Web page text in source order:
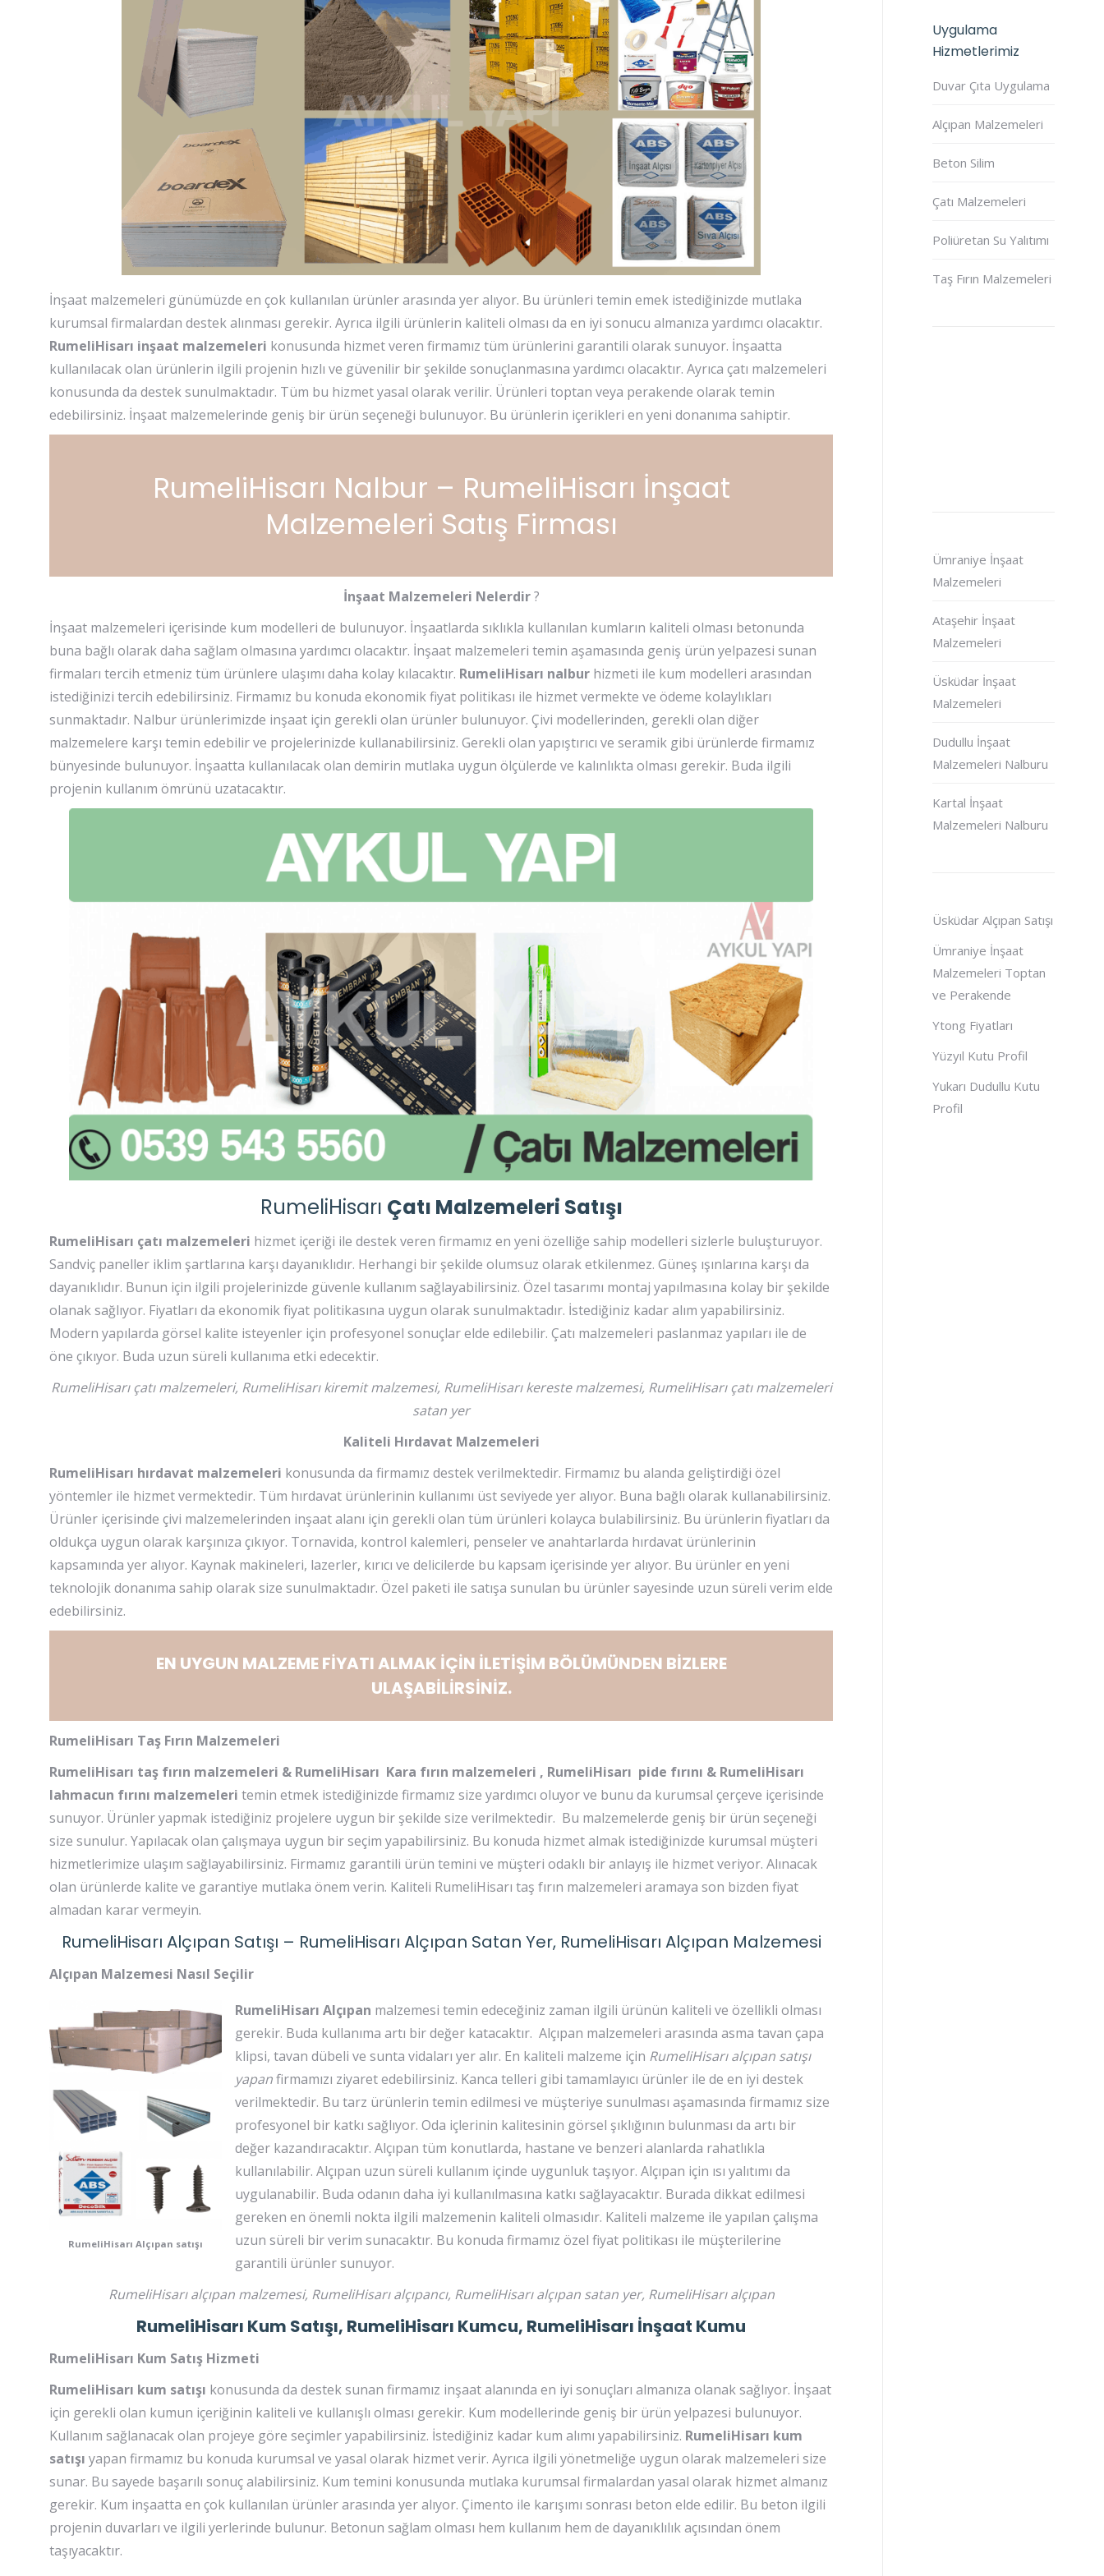
İnşaat malzemeleri günümüzde en çok kullanılan ürünler arasında yer alıyor. Bu ürünleri temin emek istediğinizde mutlaka
kurumsal firmalardan destek alınması gerekir. Ayrıca ilgili ürünlerin kaliteli olması da en iyi sonucu almanıza yardımcı olacaktır.
RumeliHisarı inşaat malzemeleri konusunda hizmet veren firmamız tüm ürünlerini garantili olarak sunuyor. İnşaatta
kullanılacak olan ürünlerin ilgili projenin hızlı ve güvenilir bir şekilde sonuçlanmasına yardımcı olacaktır. Ayrıca çatı malzemeleri
konusunda da destek sunulmaktadır. Tüm bu hizmet yasal olarak verilir. Ürünleri toptan veya perakende olarak temin
edebilirsiniz. İnşaat malzemelerinde geniş bir ürün seçeneği bulunuyor. Bu ürünlerin içerikleri en yeni donanıma sahiptir.
RumeliHisarı Nalbur – RumeliHisarı İnşaat
Malzemeleri Satış Firması
İnşaat Malzemeleri Nelerdir?
İnşaat malzemeleri içerisinde kum modelleri de bulunuyor. İnşaatlarda sıklıkla kullanılan kumların kaliteli olması betonunda
buna bağlı olarak daha sağlam olmasına yardımcı olacaktır. İnşaat malzemeleri temin aşamasında geniş ürün yelpazesi sunan
firmaları tercih etmeniz tüm ürünlere ulaşımı daha kolay kılacaktır. RumeliHisarı nalbur hizmeti ile kum modelleri arasından
istediğinizi tercih edebilirsiniz. Firmamız bu konuda ekonomik fiyat politikası ile hizmet vermekte ve ödeme kolaylıkları
sunmaktadır. Nalbur ürünlerimizde inşaat için gerekli olan ürünler bulunuyor. Çivi modellerinden, gerekli olan diğer
malzemelere karşı temin edebilir ve projelerinizde kullanabilirsiniz. Gerekli olan yapıştırıcı ve seramik gibi ürünlerde firmamız
bünyesinde bulunuyor. İnşaatta kullanılacak olan demirin mutlaka uygun ölçülerde ve kalınlıkta olması gerekir. Buda ilgili
projenin kullanım ömrünü uzatacaktır.
RumeliHisarı Çatı Malzemeleri Satışı
RumeliHisarı çatı malzemeleri hizmet içeriği ile destek veren firmamız en yeni özelliğe sahip modelleri sizlerle buluşturuyor.
Sandviç paneller iklim şartlarına karşı dayanıklıdır. Herhangi bir şekilde olumsuz olarak etkilenmez. Güneş ışınlarına karşı da
dayanıklıdır. Bunun için ilgili projelerinizde güvenle kullanım sağlayabilirsiniz. Özel tasarımı montaj yapılmasına kolay bir şekilde
olanak sağlıyor. Fiyatları da ekonomik fiyat politikasına uygun olarak sunulmaktadır. İstediğiniz kadar alım yapabilirsiniz.
Modern yapılarda görsel kalite isteyenler için profesyonel sonuçlar elde edilebilir. Çatı malzemeleri paslanmaz yapıları ile de
öne çıkıyor. Buda uzun süreli kullanıma etki edecektir.
RumeliHisarı çatı malzemeleri, RumeliHisarı kiremit malzemesi, RumeliHisarı kereste malzemesi, RumeliHisarı çatı malzemeleri
satan yer
Kaliteli Hırdavat Malzemeleri
RumeliHisarı hırdavat malzemeleri konusunda da firmamız destek verilmektedir. Firmamız bu alanda geliştirdiği özel
yöntemler ile hizmet vermektedir. Tüm hırdavat ürünlerinin kullanımı üst seviyede yer alıyor. Buna bağlı olarak kullanabilirsiniz.
Ürünler içerisinde çivi malzemelerinden inşaat alanı için gerekli olan tüm ürünleri kolayca bulabilirsiniz. Bu ürünlerin fiyatları da
oldukça uygun olarak karşınıza çıkıyor. Tornavida, kontrol kalemleri, penseler ve anahtarlarda hırdavat ürünlerinin
kapsamında yer alıyor. Kaynak makineleri, lazerler, kırıcı ve delicilerde bu kapsam içerisinde yer alıyor. Bu ürünler en yeni
teknolojik donanıma sahip olarak size sunulmaktadır. Özel paketi ile satışa sunulan bu ürünler sayesinde uzun süreli verim elde
edebilirsiniz.
EN UYGUN MALZEME FİYATI ALMAK İÇİN İLETİŞİM BÖLÜMÜNDEN BİZLERE
ULAŞABİLİRSİNİZ.
RumeliHisarı Taş Fırın Malzemeleri
RumeliHisarı taş fırın malzemeleri & RumeliHisarı Kara fırın malzemeleri , RumeliHisarı pide fırını & RumeliHisarı
lahmacun fırını malzemeleri temin etmek istediğinizde firmamız size yardımcı oluyor ve bunu da kurumsal çerçeve içerisinde
sunuyor. Ürünler yapmak istediğiniz projelere uygun bir şekilde size verilmektedir. Bu malzemelerde geniş bir ürün seçeneği
size sunulur. Yapılacak olan çalışmaya uygun bir seçim yapabilirsiniz. Bu konuda hizmet almak istediğinizde kurumsal müşteri
hizmetlerimize ulaşım sağlayabilirsiniz. Firmamız garantili ürün temini ve müşteri odaklı bir anlayış ile hizmet veriyor. Alınacak
olan ürünlerde kalite ve garantiye mutlaka önem verin. Kaliteli RumeliHisarı taş fırın malzemeleri aramaya son bizden fiyat
almadan karar vermeyin.
RumeliHisarı Alçıpan Satışı – RumeliHisarı Alçıpan Satan Yer, RumeliHisarı Alçıpan Malzemesi
Alçıpan Malzemesi Nasıl Seçilir
RumeliHisarı Alçıpan satışı
RumeliHisarı Alçıpan malzemesi temin edeceğiniz zaman ilgili ürünün kaliteli ve özellikli olması
gerekir. Buda kullanıma artı bir değer katacaktır. Alçıpan malzemeleri arasında asma tavan çapa
klipsi, tavan dübeli ve sunta vidaları yer alır. En kaliteli malzeme için RumeliHisarı alçıpan satışı
yapanfirmamızı ziyaret edebilirsiniz. Kanca telleri gibi tamamlayıcı ürünler ile de en iyi destek
verilmektedir. Bu tarz ürünlerin temin edilmesi ve müşteriye sunulması aşamasında firmamız size
profesyonel bir katkı sağlıyor. Oda içlerinin kalitesinin görsel şıklığının bulunması da artı bir
değer kazandıracaktır. Alçıpan tüm konutlarda, hastane ve benzeri alanlarda rahatlıkla
kullanılabilir. Alçıpan uzun süreli kullanım içinde uygunluk taşıyor. Alçıpan için ısı yalıtımı da
uygulanabilir. Buda odanın daha iyi kullanılmasına katkı sağlayacaktır. Burada dikkat edilmesi
gereken en önemli nokta ilgili malzemenin kaliteli olmasıdır. Kaliteli malzeme ile yapılan çalışma
uzun süreli bir verim sunacaktır. Bu konuda firmamız özel fiyat politikası ile müşterilerine
garantili ürünler sunuyor.
RumeliHisarı alçıpan malzemesi, RumeliHisarı alçıpancı, RumeliHisarı alçıpan satan yer, RumeliHisarı alçıpan
RumeliHisarı Kum Satışı, RumeliHisarı Kumcu, RumeliHisarı İnşaat Kumu
RumeliHisarı Kum Satış Hizmeti
RumeliHisarı kum satışı konusunda da destek sunan firmamız inşaat alanında en iyi sonuçları almanıza olanak sağlıyor. İnşaat
için gerekli olan kumun içeriğinin kaliteli ve kullanışlı olması gerekir. Kum modellerinde geniş bir ürün yelpazesi bulunuyor.
Kullanım sağlanacak olan projeye göre seçimler yapabilirsiniz. İstediğiniz kadar kum alımı yapabilirsiniz. RumeliHisarı kum
satışı yapan firmamız bu konuda kurumsal ve yasal olarak hizmet verir. Ayrıca ilgili yönetmeliğe uygun olarak malzemeleri size
sunar. Bu sayede başarılı sonuç alabilirsiniz. Kum temini konusunda mutlaka kurumsal firmalardan yasal olarak hizmet almanız
gerekir. Kum inşaatta en çok kullanılan ürünler arasında yer alıyor. Çimento ile karışımı sonrası beton elde edilir. Bu beton ilgili
projenin duvarları ve ilgili yerlerinde bulunur. Betonun sağlam olması hem kullanım hem de dayanıklılık açısından önem
taşıyacaktır.
Uygulama
Hizmetlerimiz
Duvar Çıta Uygulama
Alçıpan Malzemeleri
Beton Silim
Çatı Malzemeleri
Poliüretan Su Yalıtımı
Taş Fırın Malzemeleri
Ümraniye İnşaat
Malzemeleri
Ataşehir İnşaat
Malzemeleri
Üsküdar İnşaat
Malzemeleri
Dudullu İnşaat
Malzemeleri Nalburu
Kartal İnşaat
Malzemeleri Nalburu
Üsküdar Alçıpan Satışı
Ümraniye İnşaat
Malzemeleri Toptan
ve Perakende
Ytong Fiyatları
Yüzyıl Kutu Profil
Yukarı Dudullu Kutu
Profil